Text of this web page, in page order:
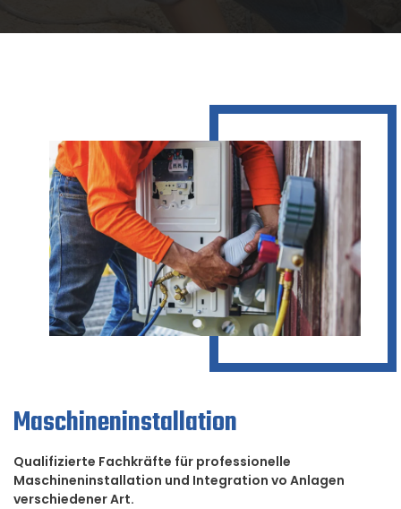
Maschineninstallation
Qualifizierte Fachkräfte für professionelle
Maschineninstallation und Integration vo Anlagen
verschiedener Art.